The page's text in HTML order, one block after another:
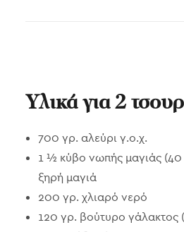
Υλικά για 2
700 γρ. αλεύρι γ.ο.χ.
1 ½ κύβο νωπής μαγιάς
ξηρή μαγιά
200 γρ. χλιαρό νερό
120 γρ. βούτυρο γάλακτος